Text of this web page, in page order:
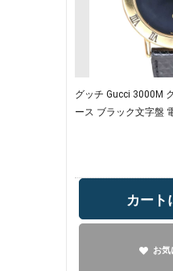
グッチ Gucci 3000M
ース ブラック文字盤
カート
お気